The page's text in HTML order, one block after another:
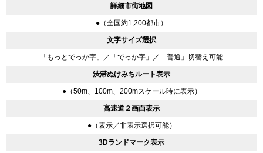
詳細市街地図
●（全国約1,200都市）
文字サイズ選択
「もっとでっか字」／「でっか字」／「普通」切替え可能
渋滞ぬけみちルート表示
●（50m、100m、200mスケール時に表示）
高速道２画面表示
●（表示／非表示選択可能）
3Dランドマーク表示